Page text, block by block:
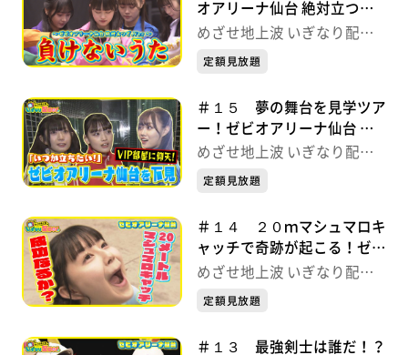
オアリーナ仙台 絶対立つ
ぞ.ver〜 めざせ地上波 いぎ
めざせ地上波 いぎなり配信
中！
定額見放題
＃１５ 夢の舞台を見学ツア
ー！ゼビオアリーナ仙台 本
気の５番勝負 めざせ地上波
めざせ地上波 いぎなり配信
中！
定額見放題
＃１４ ２０ｍマシュマロキ
ャッチで奇跡が起こる！ゼビ
オアリーナ仙台 本気の５番
り配信中！
めざせ地上波 いぎなり配信
中！
定額見放題
＃１３ 最強剣士は誰だ！？